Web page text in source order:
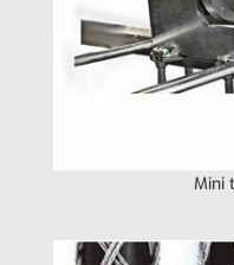
Mini